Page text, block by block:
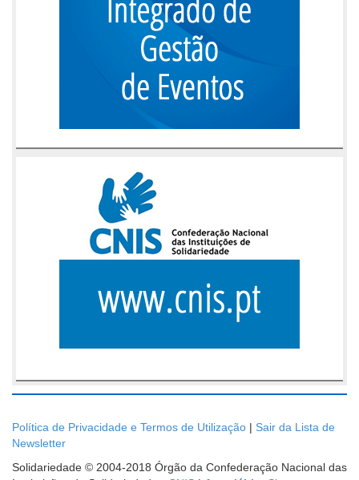
Política de Privacidade e Termos de Utilização | Sair da Lista de
Newsletter
Solidariedade © 2004-2018 Órgão da Confederação Nacional das